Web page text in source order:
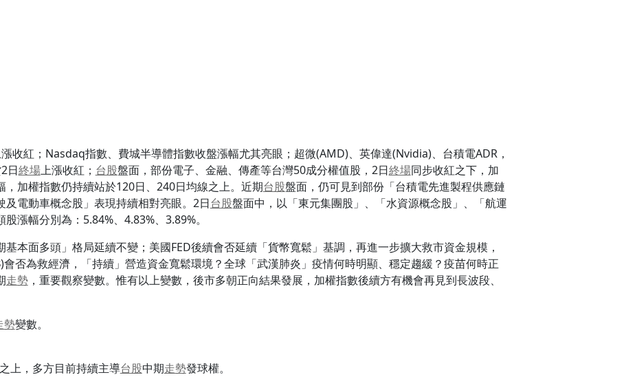
收紅；Nasdaq指數、費城半導體指數收盤漲幅尤其亮眼；超微(AMD)、英偉達(Nvidia)、台積電ADR，
日終場上漲收紅； 台股盤面，部份電子、金融、傳產等台灣50成分權值股，2日終場同步收紅之下，加
，加權指數仍持續站於120日、240日均線之上。近期台股盤面，仍可見到部份「台積電先進製程供應鏈
電動車概念股」表現持續相對亮眼。2日台股盤面中，以「東元集團股」、「水資源概念股」、「航運
漲幅分別為：5.84%、4.83%、3.89%。
基本面多頭」格局延續不變；美國FED後續會否延續「貨幣寬鬆」基調，再進一步擴大救市資金規模，
否為救經濟，「持續」營造資金寬鬆環境？全球「武漢肺炎」疫情何時明顯、穩定趨緩？疫苗何時正
走勢，重要觀察變數。惟有以上變數，後市多朝正向結果發展，加權指數後續方有機會再見到長波段、
勢變數。
上，多方目前持續主導台股中期走勢發球權。